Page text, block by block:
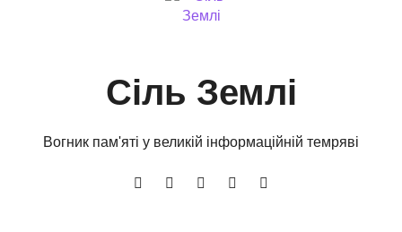
Cіль Землі
Вогник пам'яті у великій інформаційній темряві